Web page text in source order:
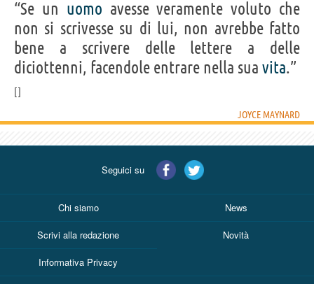
“Se un uomo avesse veramente voluto che
non si scrivesse su di lui, non avrebbe fatto
bene a scrivere delle lettere a delle
diciottenni, facendole entrare nella sua vita.”
JOYCE MAYNARD
Seguici su
Chi siamo News
Scrivi alla redazione Novità
Informativa Privacy